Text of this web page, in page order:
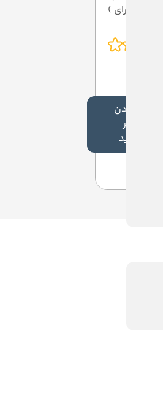
افزودن
نظر
جدید